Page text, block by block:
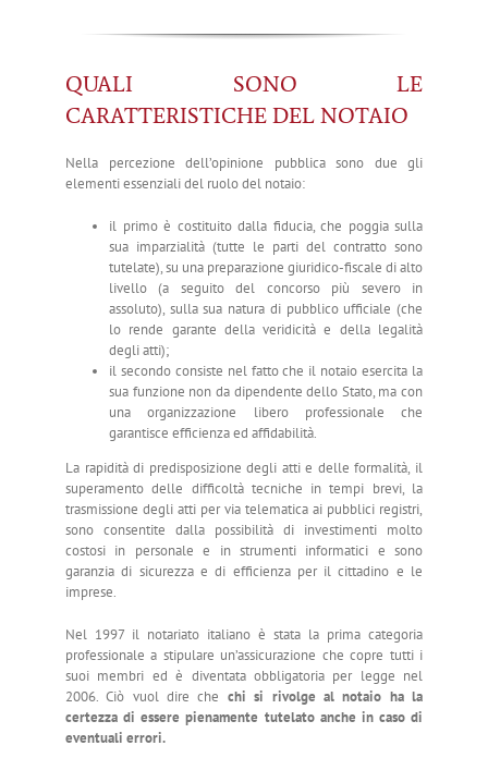
QUALI SONO LE
CARATTERISTICHE DEL NOTAIO
Nella percezione dell’opinione pubblica sono due gli
elementi essenziali del ruolo del notaio:
il primo è costituito dalla fiducia, che poggia sulla
sua imparzialità (tutte le parti del contratto sono
tutelate), su una preparazione giuridico-fiscale di alto
livello (a seguito del concorso più severo in
assoluto), sulla sua natura di pubblico ufficiale (che
lo rende garante della veridicità e della legalità
degli atti);
il secondo consiste nel fatto che il notaio esercita la
sua funzione non da dipendente dello Stato, ma con
una organizzazione libero professionale che
garantisce efficienza ed affidabilità.
La rapidità di predisposizione degli atti e delle formalità, il
superamento delle difficoltà tecniche in tempi brevi, la
trasmissione degli atti per via telematica ai pubblici registri,
sono consentite dalla possibilità di investimenti molto
costosi in personale e in strumenti informatici e sono
garanzia di sicurezza e di efficienza per il cittadino e le
imprese.
Nel 1997 il notariato italiano è stata la prima categoria
professionale a stipulare un’assicurazione che copre tutti i
suoi membri ed è diventata obbligatoria per legge nel
2006. Ciò vuol dire che chi si rivolge al notaio ha la
certezza di essere pienamente tutelato anche in caso di
eventuali errori.